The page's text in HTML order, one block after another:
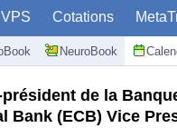
VPS Cotations
NeuroBook
de la
Bank (ECB) Vice